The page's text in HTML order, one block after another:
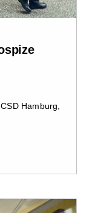
Hamburg,